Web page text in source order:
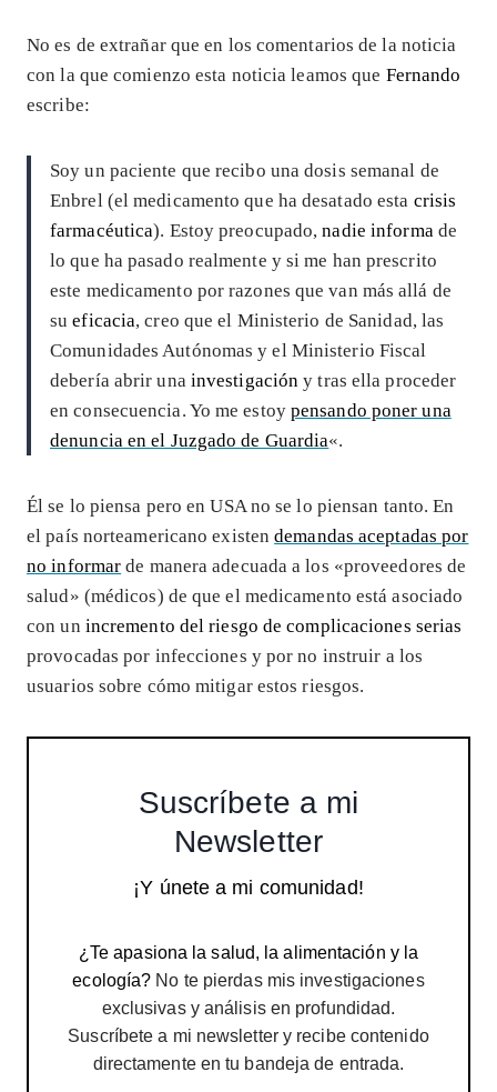
No es de extrañar que en los comentarios de la noticia
con la que comienzo esta noticia leamos que Fernando
escribe:
Soy un paciente que recibo una dosis semanal de
Enbrel (el medicamento que ha desatado esta crisis
farmacéutica). Estoy preocupado,nadie informa de
lo que ha pasado realmente y si me han prescrito
este medicamento por razones que van más allá de
sueficacia, creo que el Ministerio de Sanidad, las
Comunidades Autónomas y el Ministerio Fiscal
debería abrir una investigación y tras ella proceder
en consecuencia. Yo me estoy pensando poner una
denuncia en el Juzgado de Guardia«.
Él se lo piensa pero en USA no se lo piensan tanto. En
el país norteamericano existendemandas aceptadas por
no informar de manera adecuada a los «proveedores de
salud» (médicos) de que el medicamento está asociado
con un incremento del riesgo de complicaciones serias
provocadas por infecciones y por no instruir a los
usuarios sobre cómo mitigar estos riesgos.
Suscríbete a mi
Newsletter
¡Y únete a mi comunidad!
¿Te apasiona la salud, la alimentación y la
ecología? No te pierdas mis investigaciones
exclusivas y análisis en profundidad.
Suscríbete a mi newsletter y recibe contenido
directamente en tu bandeja de entrada.